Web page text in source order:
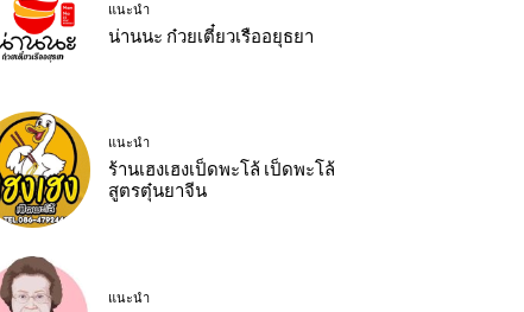
แนะนำ
น่านนะ ก๋วยเตี๋ยวเรืออยุธยา
แนะนำ
ร้านเฮงเฮงเป็ดพะโล้ เป็ดพะโล้
สูตรตุ๋นยาจีน
แนะนำ